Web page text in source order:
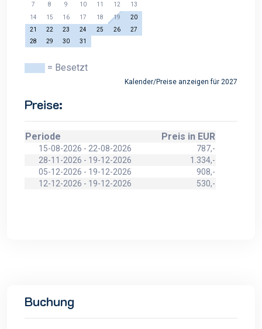
7
8 9 10 11 12
13
14
15 16 17 18 19
20
21
22 23 24 25 26
27
28
29 30 31
= Besetzt
Kalender/Preise anzeigen für 2027
Preise:
Periode Preis in EUR
15-08-2026 - 22-08-2026
787,-
28-11-2026 - 19-12-2026
1.334,-
05-12-2026 - 19-12-2026
908,-
12-12-2026 - 19-12-2026
530,-
Buchung